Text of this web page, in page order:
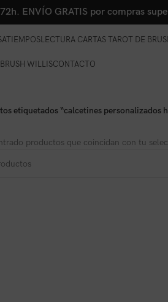
ENVÍO GRATIS por compras
LECTURA CARTAS TAROT DE
BRUSH WILLISCONTACTO
etiquetados “calcetines personalizados
productos que coincidan con tu